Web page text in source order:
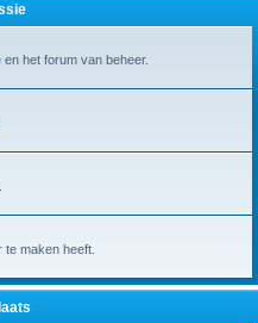
k
het forum van beheer.
te maken heeft.